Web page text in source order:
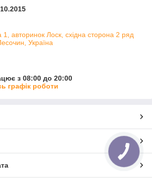
1, авторинок Лоск, східна сторона 2 ряд
Україна
з 08:00 до 20:00
графік роботи